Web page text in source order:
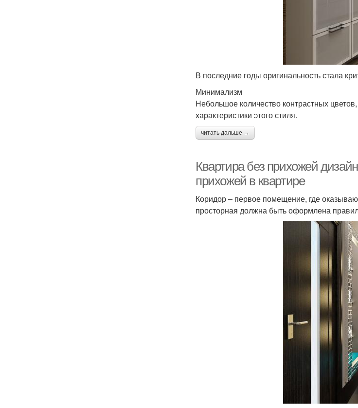
В последние годы оригинальность стала
Минимализм
Небольшое количество контрастных
характеристики этого стиля.
читать дальше →
Квартира без прихожей
прихожей в квартире
Коридор – первое помещение, где
просторная должна быть оформлена